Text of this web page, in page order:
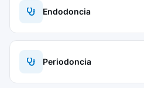
Endodoncia
Periodoncia